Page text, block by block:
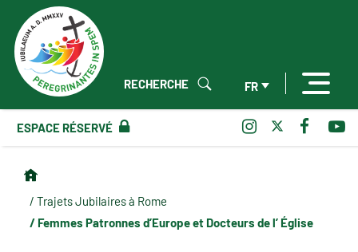
FR
RECHERCHE
ESPACE RÉSERVÉ
/ Trajets Jubilaires à Rome
/ Femmes Patronnes d’Europe et Docteurs de l’ Église